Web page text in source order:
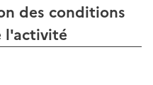
des conditions
l'activité